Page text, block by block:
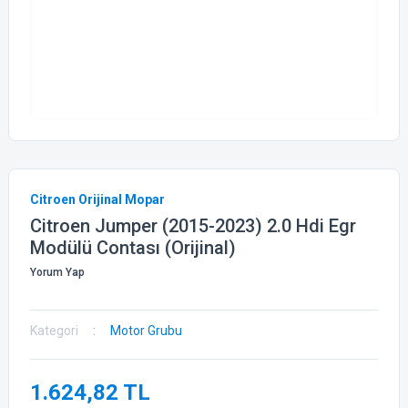
Citroen Orijinal Mopar
Citroen Jumper (2015-2023) 2.0 Hdi Egr
Modülü Contası (Orijinal)
Yorum Yap
Kategori Motor Grubu
1.624,82 TL